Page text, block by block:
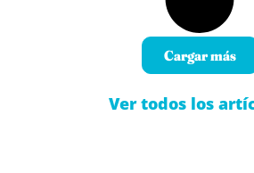
Cargar más
Ver todos los